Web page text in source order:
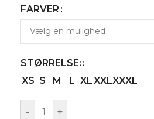
FARVER
STØRRELSE:
XS S M L XLXXLXXXL
- +